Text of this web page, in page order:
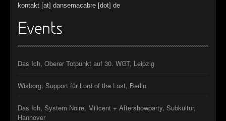
kontakt [at] dansemacabre [dot] de
Events
Das Ich, Oberer Totpunkt auf 30. WGT, Leipzig
Wisborg: Support für Lord of the Lost, Berlin
Das Ich, System Noire, Milicent + Aftershowparty, Subkultur,
Hannover